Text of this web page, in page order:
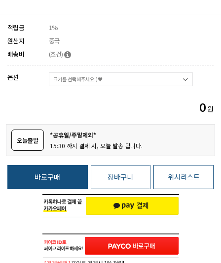
적립금
1%
원산지
중국
배송비
(조건)
옵션
0 원
오늘출발
*공휴일/주말제외*
15:30 까지 결제 시, 오늘 발송 됩니다.
바로구매 장바구니 위시리스트